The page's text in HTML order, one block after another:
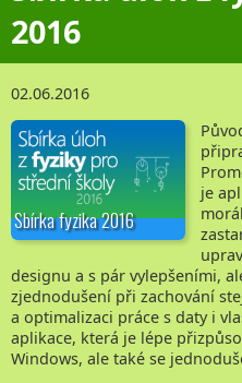
Fotoakce
Reference
Ohlasy
Kontakt
2016
02.06.2016
Sbírka fyzika 2016
je
designu a s pár vylepšeními,
zjednodušení při zachování
a optimalizaci práce s daty i
aplikace, která je lépe
Windows, ale také se